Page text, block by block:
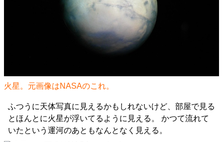
火星。元画像はNASAのこれ。
ふつうに天体写真に見えるかもしれないけど、部屋で見る
とほんとに火星が浮いてるように見える。 かつて流れて
いたという運河のあともなんとなく見える。